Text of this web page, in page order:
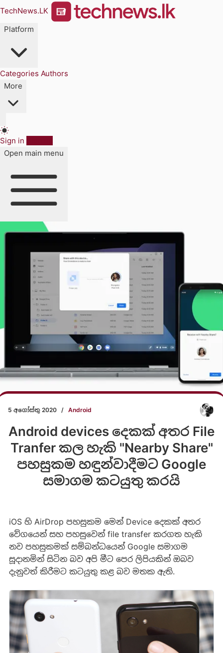
TechNews.LK
Platform
Categories Authors
More
Sign in
Open main menu
5 අගෝස්තු 2020 / Android
Android devices දෙකක් අතර File
Tranfer කල හැකි "Nearby Share"
පහසුකම හඳුන්වාදීමට Google
සමාගම කටයුතු කරයි
iOS හි AirDrop පහසුකම මෙන් Device දෙකක් අතර
වේගයෙන් සහ පහසුවෙන් file transfer කරගත හැකි
නව පහසුකමක් සම්බන්ධයෙන් Google සමාගම
සූදානමින් සිටින බව අපි මීට පෙර ලිපියකින් ඔබව
දැනුවත් කිරීමට කටයුතු කළ බව මතක ඇති.